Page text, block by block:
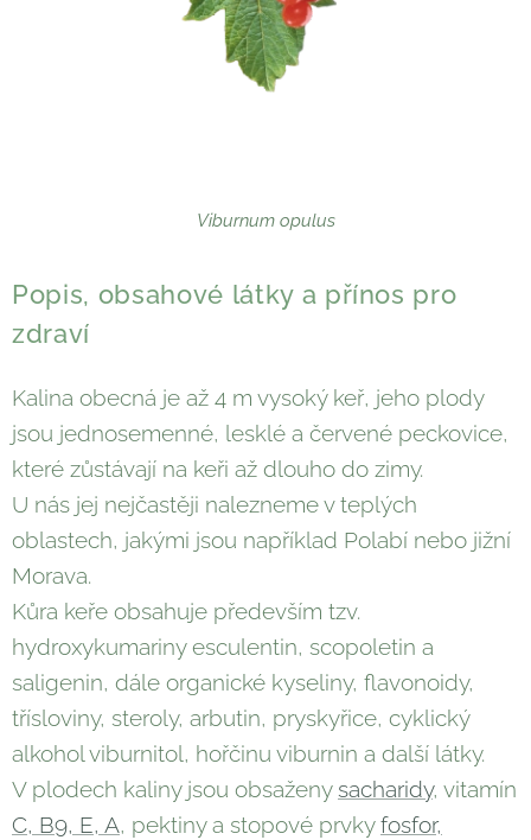
Viburnum opulus
Popis, obsahové látky a přínos pro
zdraví
Kalina obecná je až 4 m vysoký keř, jeho plody
jsou jednosemenné, lesklé a červené peckovice,
které zůstávají na keři až dlouho do zimy.
U nás jej nejčastěji nalezneme v teplých
oblastech, jakými jsou například Polabí nebo jižní
Morava.
Kůra keře obsahuje především tzv.
hydroxykumariny esculentin, scopoletin a
saligenin, dále organické kyseliny, flavonoidy,
třísloviny, steroly, arbutin, pryskyřice, cyklický
alkohol viburnitol, hořčinu viburnin a další látky.
V plodech kaliny jsou obsaženysacharidy, vitamín
C, B9, E, A, pektiny a stopové prvkyfosfor,